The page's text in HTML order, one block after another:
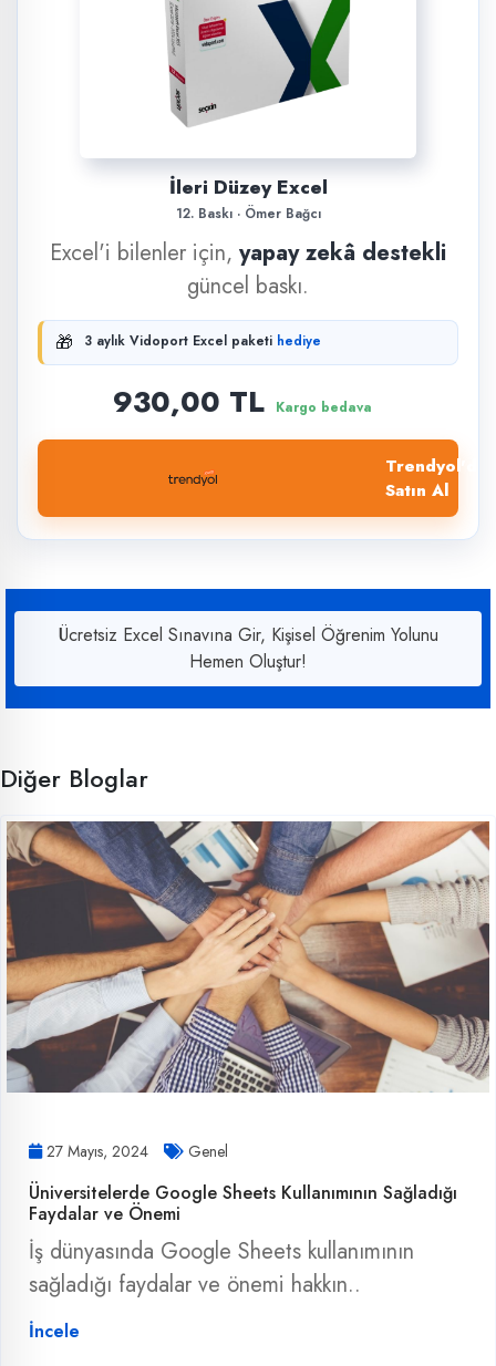
İleri Düzey Excel
12. Baskı · Ömer Bağcı
Excel'i bilenler için, yapay zekâ destekli
güncel baskı.
🎁 3 aylık Vidoport Excel paketi hediye
930,00 TL Kargo bedava
Trendyol'dan
Satın Al
Ücretsiz Excel Sınavına Gir, Kişisel Öğrenim Yolunu
Hemen Oluştur!
Diğer Bloglar
27 Mayıs, 2024 Genel
Üniversitelerde Google Sheets Kullanımının Sağladığı
Faydalar ve Önemi
İş dünyasında Google Sheets kullanımının
sağladığı faydalar ve önemi hakkın..
İncele